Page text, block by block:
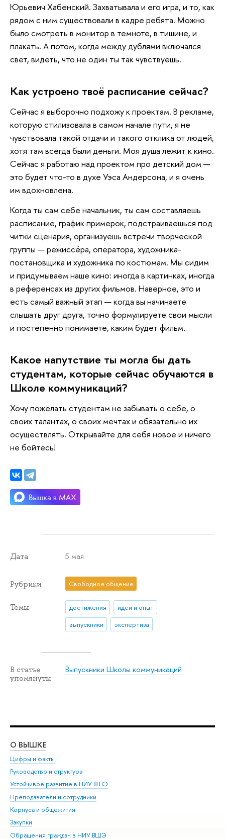
Юрьевич Хабенский. Захватывала и его игра, и то, как
рядом с ним существовали в кадре ребята. Можно
было смотреть в монитор в темноте, в тишине, и
плакать. А потом, когда между дублями включался
свет, видеть, что не один ты так чувствуешь.
Как устроено твоё расписание сейчас?
Сейчас я выборочно подхожу к проектам. В рекламе,
которую стилизовала в самом начале пути, я не
чувствовала такой отдачи и такого отклика от людей,
хотя там всегда были деньги. Моя душа лежит к кино.
Сейчас я работаю над проектом про детский дом —
это будет что-то в духе Уэса Андерсона, и я очень
им вдохновлена.
Когда ты сам себе начальник, ты сам составляешь
расписание, график примерок, подстраиваешься под
читки сценария, организуешь встречи творческой
группы — режиссёра, оператора, художника-
постановщика и художника по костюмам. Мы сидим
и придумываем наше кино: иногда в картинках, иногда
в референсах из других фильмов. Наверное, это и
есть самый важный этап — когда вы начинаете
слышать друг друга, точно формулируете свои мысли
и постепенно понимаете, каким будет фильм.
Какое напутствие ты могла бы дать
студентам, которые сейчас обучаются в
Школе коммуникаций?
Хочу пожелать студентам не забывать о себе, о
своих талантах, о своих мечтах и обязательно их
осуществлять. Открывайте для себя новое и ничего
не бойтесь!
Дата 5 мая
Рубрики Свободное общение
Темы достижения
идеи и опыт
выпускники
экспертиза
В статье
упомянуты
Выпускники Школы коммуникаций
О ВЫШКЕ
Цифры и факты
Руководство и структура
Устойчивое развитие в НИУ ВШЭ
Преподаватели и сотрудники
Корпуса и общежития
Закупки
Обращения граждан в НИУ ВШЭ